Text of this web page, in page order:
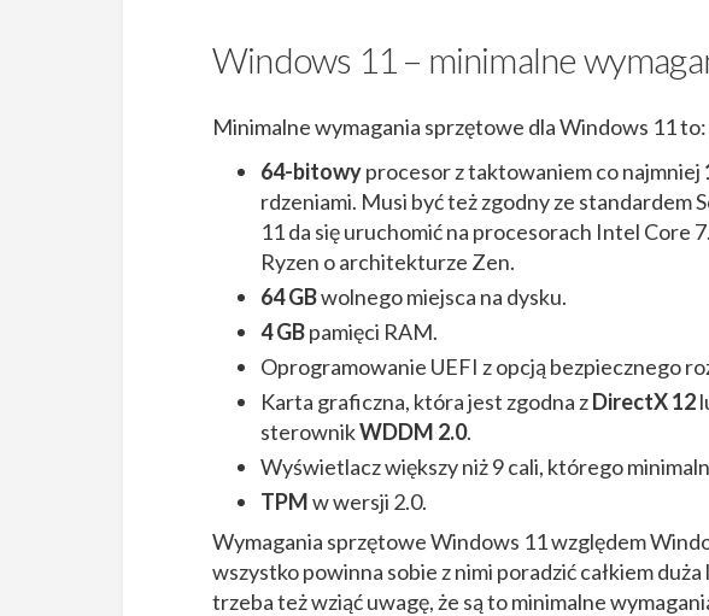
Windows 11 – minimalne
Minimalne wymagania sprzętowe dla Windows 11 to:
64-bitowyprocesor z taktowaniem co najmniej
rdzeniami. Musi być też zgodny ze
11 da się uruchomić na procesorach Intel Core
Ryzen o architekturze Zen.
64 GBwolnego miejsca na dysku.
4 GBpamięci RAM.
Oprogramowanie UEFI z opcją bezpiecznego
Karta graficzna, która jest zgodna zDirectX 12
sterownikWDDM 2.0.
Wyświetlacz większy niż 9 cali, którego
TPMw wersji 2.0.
Wymagania sprzętowe Windows 11 względem
wszystko powinna sobie z nimi poradzić całkiem
trzeba też wziąć uwagę, że są to minimalne